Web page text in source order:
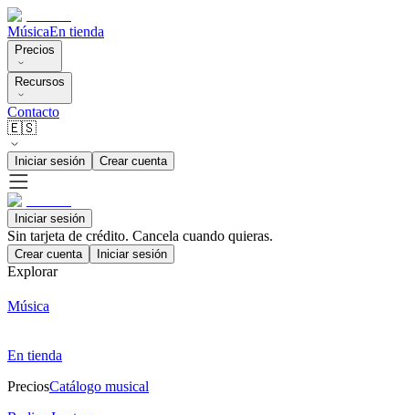
MúsicaEn tienda
Precios
Recursos
Contacto
🇪🇸
Iniciar sesión Crear cuenta
Iniciar sesión
Sin tarjeta de crédito. Cancela cuando quieras.
Crear cuenta Iniciar sesión
Explorar
Música
En tienda
PreciosCatálogo musical